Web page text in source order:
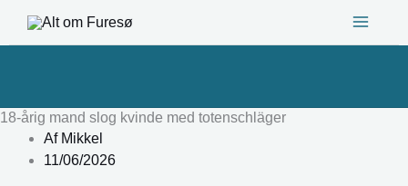
18-årig mand slog kvinde med totenschläger
AfMikkel
11/06/2026